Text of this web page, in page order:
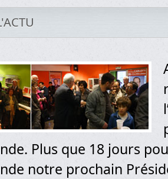
Plus que 18 jours
notre prochain